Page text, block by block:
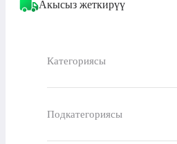
Акысыз жеткирүү
Категориясы
Подкатегориясы